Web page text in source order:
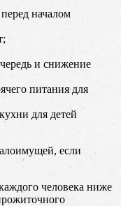
началом
и снижение
питания для
для детей
если
человека ниже